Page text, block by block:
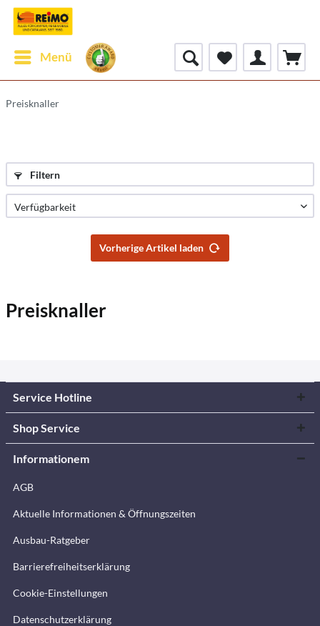
Menü
Preisknaller
Filtern
Vorherige Artikel laden
Preisknaller
Service Hotline
Shop Service
Informationem
AGB
Aktuelle Informationen & Öffnungszeiten
Ausbau-Ratgeber
Barrierefreiheitserklärung
Cookie-Einstellungen
Datenschutzerklärung